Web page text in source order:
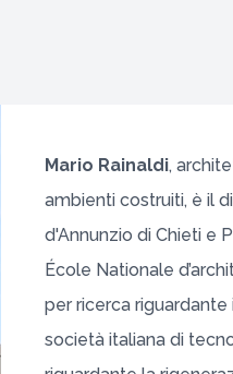
Mario Rainaldi,
ambienti costruiti, è il
d'Annunzio di Chieti e
École Nationale
per ricerca
società italiana di